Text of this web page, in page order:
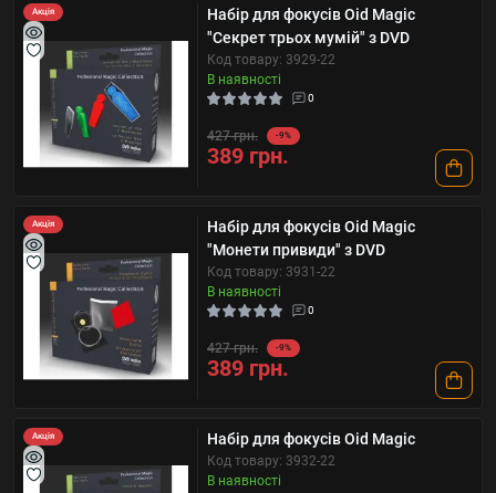
Акція
Набір для фокусів Oid Magic
"Секрет трьох мумій" з DVD
Код товару: 3929-22
В наявності
0
427 грн. -9%
389 грн.
Акція
Набір для фокусів Oid Magic
"Монети привиди" з DVD
Код товару: 3931-22
В наявності
0
427 грн. -9%
389 грн.
Акція Набір для фокусів Oid Magic
Код товару: 3932-22
В наявності